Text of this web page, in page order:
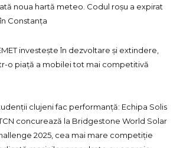
noua hartă meteo. Codul roșu a expirat
Constanța
investește în dezvoltare și extindere,
o piață a mobilei tot mai competitivă
clujeni fac performanță: Echipa Solis
concurează la Bridgestone World Solar
2025, cea mai mare competiție